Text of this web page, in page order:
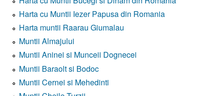
Harta cu Muntii Iezer Papusa din Romania
Harta muntii Raarau Giumalau
Muntii Almajului
Muntii Aninei si Munceii Dognecei
Muntii Baraolt si Bodoc
Muntii Cernei si Mehedinti